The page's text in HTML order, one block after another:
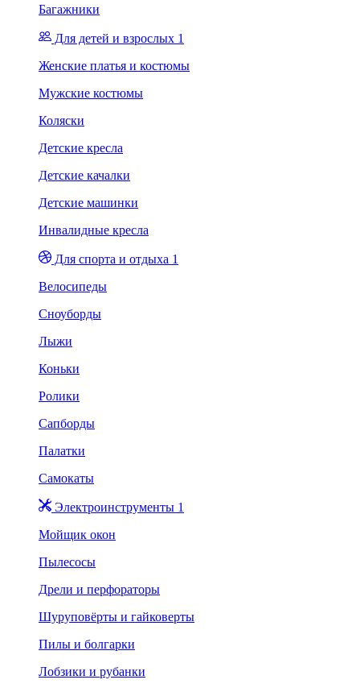
Багажники
Для детей и взрослых 1
Женские платья и костюмы
Мужские костюмы
Коляски
Детские кресла
Детские качалки
Детские машинки
Инвалидные кресла
Для спорта и отдыха 1
Велосипеды
Сноуборды
Лыжи
Коньки
Ролики
Сапборды
Палатки
Самокаты
Электроинструменты 1
Мойщик окон
Пылесосы
Дрели и перфораторы
Шуруповёрты и гайковерты
Пилы и болгарки
Лобзики и рубанки